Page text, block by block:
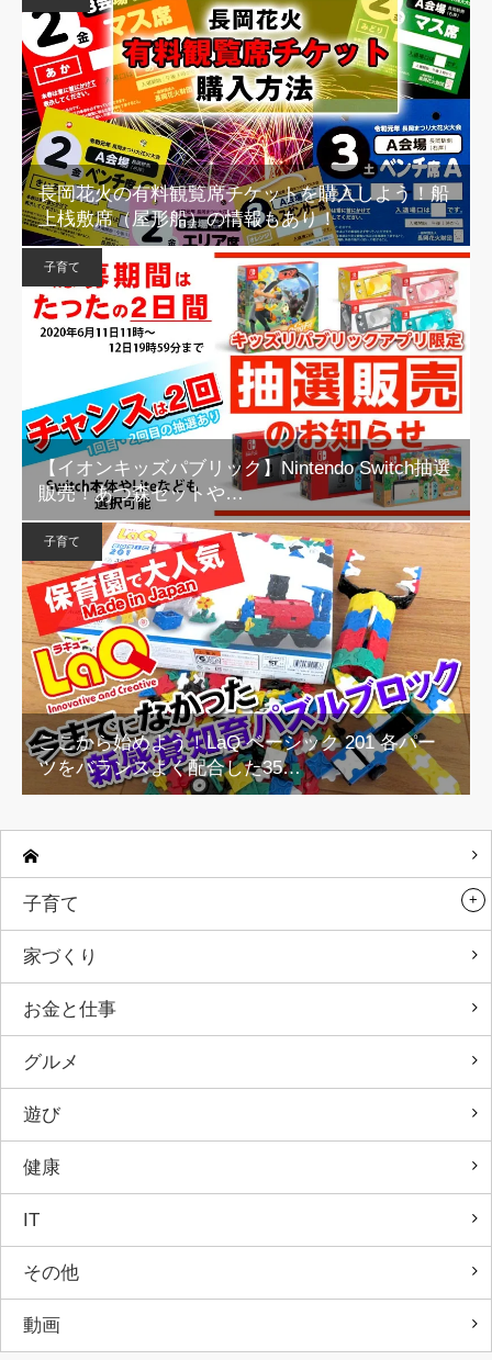
長岡花火の有料観覧席チケットを購入しよう！船
上桟敷席（屋形船）の情報もあり！
子育て
【イオンキッズパブリック】Nintendo Switch抽選
販売！あつ森セットや…
子育て
ここから始めよう！LaQ ベーシック 201 各パー
ツをバランスよく配合した35…
子育て
家づくり
お金と仕事
グルメ
遊び
健康
IT
その他
動画